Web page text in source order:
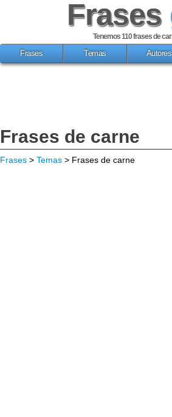
Frases
Tenemos 110frases de
Frases
Temas Autores
Frases de carne
Frases > Temas > Frases de carne